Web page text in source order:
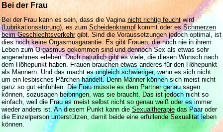
Bei der Frau
Bei der Frau kann es sein, dass die Vagina nicht richtig feuchtwird
(Lubrikationsstörung), es zum Scheidenkrampfkommt oder esSchmerzen
beim Geschlechtsverkehrgibt. Sind die Voraussetzungen jedoch optimal, ist
dies noch keine Orgasmusgarantie. Es gibt Frauen, die noch nie in ihrem
Leben zum Orgasmus gekommen sind und dennoch Sex als etwas sehr
angenehmes erleben. Doch natürlich gibt es viele, die diesen Wunsch nach
dem Höhepunkt haben. Frauen brauchen etwas anderes für den Höhepunkt
als Männern. Und das macht es ungleich schwieriger, wenn es sich nicht
um ein lesbisches Pärchen handelt. Denn Männer können sich meist nicht
ganz so gut einfühlen. Die Frau müsste es dem Partner genau sagen
können, sozusagen beibringen, was sie braucht. Das ist jedoch nicht so
einfach, weil die Frau es meist selbst nicht so genau weiß oder es immer
wieder anders ist. An diesem Punkt kann die Sexualtherapiedas Paar oder
die Einzelperson unterstützen, damit beide eine erfüllende Sexualität leben
können.